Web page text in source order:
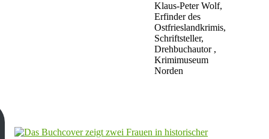
Klaus-Peter Wolf,
Erfinder des
Ostfrieslandkrimis,
Schriftsteller,
Drehbuchautor ,
Krimimuseum
Norden